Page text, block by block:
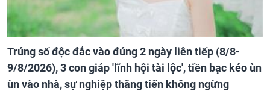
Trúng số độc đắc vào đúng 2 ngày liên tiếp (8/8-
9/8/2026), 3 con giáp 'lĩnh hội tài lộc', tiền bạc kéo ùn
ùn vào nhà, sự nghiệp thăng tiến không ngừng